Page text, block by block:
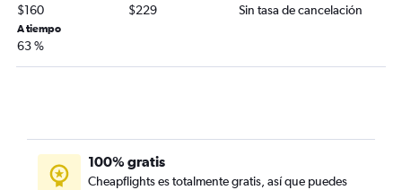
$160 $229 Sin tasa de cancelación
A tiempo
63 %
100% gratis
Cheapflights es totalmente gratis, así que puedes